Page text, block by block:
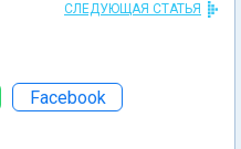
СЛЕДУЮЩАЯ СТАТЬЯ
Facebook